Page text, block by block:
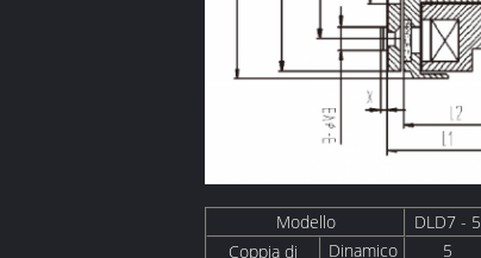
Modello DLD7 - 5
Coppia di
Dinamico 5